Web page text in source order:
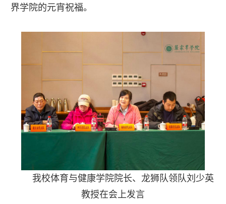
界学院的元宵祝福。
我校体育与健康学院院长、龙狮队领队刘少英
教授在会上发言